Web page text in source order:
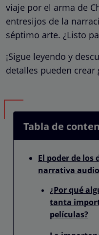
viaje por el arma de
entresijos de la
séptimo arte. ¿Listo
¡Sigue leyendo y
detalles pueden crear
Tabla de
El poder de los
narrativa
¿Por qué
tanta
películas?